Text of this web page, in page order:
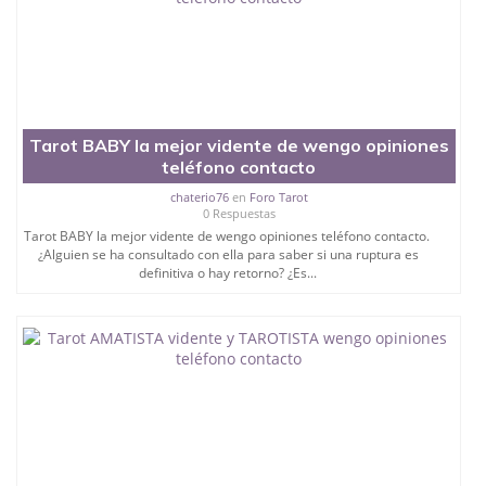
Tarot BABY la mejor vidente de wengo opiniones
teléfono contacto
chaterio76en Foro Tarot
0 Respuestas
Tarot BABY la mejor vidente de wengo opiniones teléfono contacto.
¿Alguien se ha consultado con ella para saber si una ruptura es
definitiva o hay retorno? ¿Es...